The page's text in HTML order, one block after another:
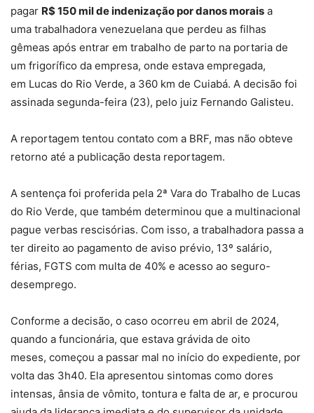
pagar R$ 150 mil de indenização por danos morais a
uma trabalhadora venezuelana que perdeu as filhas
gêmeas após entrar em trabalho de parto na portaria de
um frigorífico da empresa, onde estava empregada,
em Lucas do Rio Verde, a 360 km de Cuiabá. A decisão foi
assinada segunda-feira (23), pelo juiz Fernando Galisteu.
A reportagem tentou contato com a BRF, mas não obteve
retorno até a publicação desta reportagem.
A sentença foi proferida pela 2ª Vara do Trabalho de Lucas
do Rio Verde, que também determinou que a multinacional
pague verbas rescisórias. Com isso, a trabalhadora passa a
ter direito ao pagamento de aviso prévio, 13º salário,
férias, FGTS com multa de 40% e acesso ao seguro-
desemprego.
Conforme a decisão, o caso ocorreu em abril de 2024,
quando a funcionária, que estava grávida de oito
meses, começou a passar mal no início do expediente, por
volta das 3h40. Ela apresentou sintomas como dores
intensas, ânsia de vômito, tontura e falta de ar, e procurou